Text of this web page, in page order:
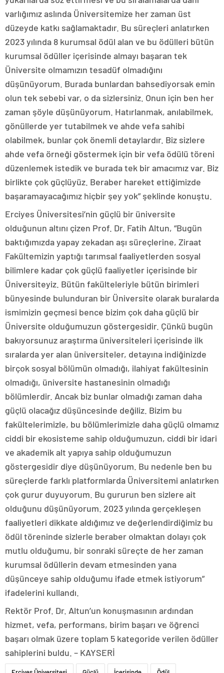
varlığımız aslında Üniversitemize her zaman üst
düzeyde katkı sağlamaktadır. Bu süreçleri anlatırken
2023 yılında 8 kurumsal ödül alan ve bu ödülleri bütün
kurumsal ödüller içerisinde almayı başaran tek
Üniversite olmamızın tesadüf olmadığını
düşünüyorum. Burada bunlardan bahsediyorsak emin
olun tek sebebi var, o da sizlersiniz. Onun için ben her
zaman şöyle düşünüyorum. Hatırlanmak, anılabilmek,
gönüllerde yer tutabilmek ve ahde vefa sahibi
olabilmek, bunlar çok önemli detaylardır. Biz sizlere
ahde vefa örneği göstermek için bir vefa ödülü töreni
düzenlemek istedik ve burada tek bir amacımız var. Biz
birlikte çok güçlüyüz. Beraber hareket ettiğimizde
başaramayacağımız hiçbir şey yok” şeklinde konuştu.
Erciyes Üniversitesi’nin güçlü bir üniversite
olduğunun altını çizen Prof. Dr. Fatih Altun, “Bugün
baktığımızda yapay zekadan aşı süreçlerine, Ziraat
Fakültemizin yaptığı tarımsal faaliyetlerden sosyal
bilimlere kadar çok güçlü faaliyetler içerisinde bir
Üniversiteyiz. Bütün fakülteleriyle bütün birimleri
bünyesinde bulunduran bir Üniversite olarak buralarda
ismimizin geçmesi bence bizim çok daha güçlü bir
Üniversite olduğumuzun göstergesidir. Çünkü bugün
bakıyorsunuz araştırma üniversiteleri içerisinde ilk
sıralarda yer alan üniversiteler, detayına indiğinizde
birçok sosyal bölümün olmadığı, ilahiyat fakültesinin
olmadığı, üniversite hastanesinin olmadığı
bölümlerdir. Ancak biz bunlar olmadığı zaman daha
güçlü olacağız düşüncesinde değiliz. Bizim bu
fakültelerimizle, bu bölümlerimizle daha güçlü olmamız
ciddi bir ekosisteme sahip olduğumuzun, ciddi bir idari
ve akademik alt yapıya sahip olduğumuzun
göstergesidir diye düşünüyorum. Bu nedenle ben bu
süreçlerde farklı platformlarda Üniversitemi anlatırken
çok gurur duyuyorum. Bu gururun ben sizlere ait
olduğunu düşünüyorum. 2023 yılında gerçekleşen
faaliyetleri dikkate aldığımız ve değerlendirdiğimiz bu
ödül töreninde sizlerle beraber olmaktan dolayı çok
mutlu olduğumu, bir sonraki süreçte de her zaman
kurumsal ödüllerin devam etmesinden yana
düşünceye sahip olduğumu ifade etmek istiyorum”
ifadelerini kullandı.
Rektör Prof. Dr. Altun’un konuşmasının ardından
hizmet, vefa, performans, birim başarı ve öğrenci
başarı olmak üzere toplam 5 kategoride verilen ödüller
sahiplerini buldu. – KAYSERİ